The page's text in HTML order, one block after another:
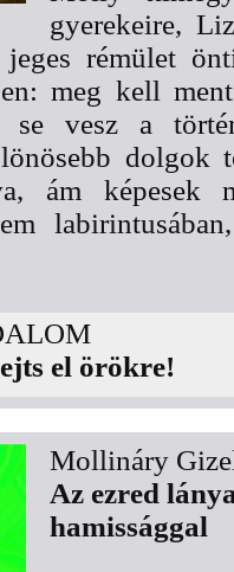
gyerekeire,
jeges rémület
meg kell
se vesz a
dolgok
ám képesek
el örökre!
Mollináry
Az ezred
hamissággal